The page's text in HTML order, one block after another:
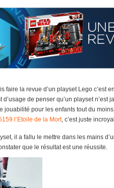
faire la revue d’un playset Lego c’est
de penser qu’un playset n’est
pour les enfants tout du
l’Etoile de la Mort, c’est juste
il a fallu le mettre dans les mains
que le résultat est une réussite.